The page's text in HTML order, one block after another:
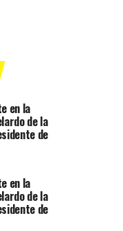
en la
de la
de
en la
de la
de